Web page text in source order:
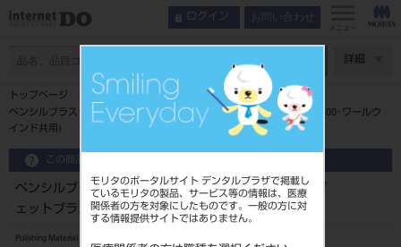
モリタのポータルサイト デンタルプラザで掲載し
ているモリタの製品、サービス等の情報は、医療
関係者の方を対象にしたものです。一般の方に対
する情報提供サイトではありません。
ログイン お問い合わせ
メニュー
詳細
トップページ
ペンシルブラスター用ガラス研磨剤80ミクロン1.5㎏(ジェットブラスト100･ワールウ
インド共用)
この商品に関するお問い合わせ
ペンシルブラスター用ガラス研磨剤80ミクロン1.5㎏(ジ
ェットブラスト100･ワールウインド共用)
Polishing Material for Pencil-Blaster